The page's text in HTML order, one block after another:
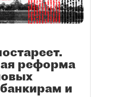
реформа
и